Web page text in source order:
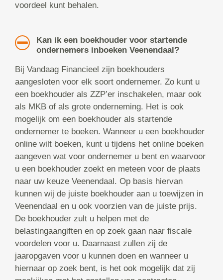
voordeel kunt behalen.
Kan ik een boekhouder voor startende
ondernemers inboeken Veenendaal?
Bij Vandaag Financieel zijn boekhouders
aangesloten voor elk soort ondernemer. Zo kunt u
een boekhouder als ZZP’er inschakelen, maar ook
als MKB of als grote onderneming. Het is ook
mogelijk om een boekhouder als startende
ondernemer te boeken. Wanneer u een boekhouder
online wilt boeken, kunt u tijdens het online boeken
aangeven wat voor ondernemer u bent en waarvoor
u een boekhouder zoekt en meteen voor de plaats
naar uw keuze Veenendaal. Op basis hiervan
kunnen wij de juiste boekhouder aan u toewijzen in
Veenendaal en u ook voorzien van de juiste prijs.
De boekhouder zult u helpen met de
belastingaangiften en op zoek gaan naar fiscale
voordelen voor u. Daarnaast zullen zij de
jaaropgaven voor u kunnen doen en wanneer u
hiernaar op zoek bent, is het ook mogelijk dat zij